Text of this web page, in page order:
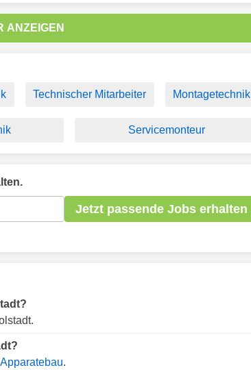
ANZEIGEN
Technischer Mitarbeiter Montagetechnik
Servicemonteur
Jetzt passende Jobs erhalten
Apparatebau.